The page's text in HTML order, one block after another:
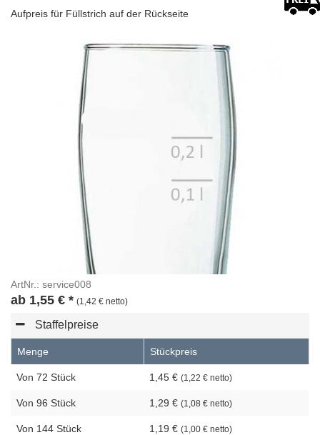
Aufpreis für Füllstrich auf der Rückseite
ArtNr.: service008
ab 1,55 € * (1,42 € netto)
Staffelpreise
Menge Stückpreis
Von 72 Stück 1,45 € (1,22 € netto)
Von 96 Stück 1,29 € (1,08 € netto)
Von 144 Stück 1,19 € (1,00 € netto)